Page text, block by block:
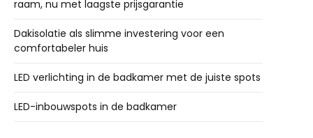
raam, nu met laagste prijsgarantie
Dakisolatie als slimme investering voor een
comfortabeler huis
LED verlichting in de badkamer met de juiste spots
LED-inbouwspots in de badkamer